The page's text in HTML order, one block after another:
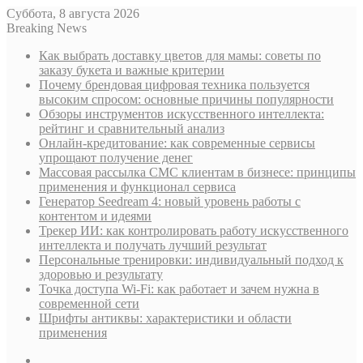
Суббота, 8 августа 2026
Breaking News
Как выбрать доставку цветов для мамы: советы по
заказу букета и важные критерии
Почему брендовая цифровая техника пользуется
высоким спросом: основные причины популярности
Обзоры инструментов искусственного интеллекта:
рейтинг и сравнительный анализ
Онлайн-кредитование: как современные сервисы
упрощают получение денег
Массовая рассылка СМС клиентам в бизнесе: принципы
применения и функционал сервиса
Генератор Seedream 4: новый уровень работы с
контентом и идеями
Трекер ИИ: как контролировать работу искусственного
интеллекта и получать лучший результат
Персональные тренировки: индивидуальный подход к
здоровью и результату
Точка доступа Wi-Fi: как работает и зачем нужна в
современной сети
Шрифты антиквы: характеристики и области
применения